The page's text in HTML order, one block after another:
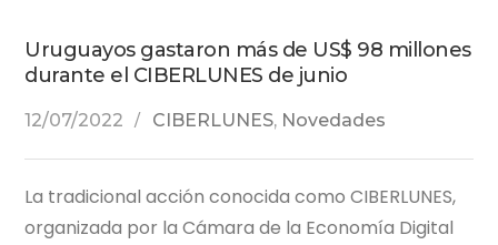
Uruguayos gastaron más de US$ 98 millones
durante el CIBERLUNES de junio
12/07/2022 CIBERLUNES, Novedades
La tradicional acción conocida como CIBERLUNES,
organizada por la Cámara de la Economía Digital